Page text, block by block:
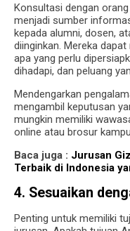
Konsultasi dengan
menjadi sumber
kepada alumni, dosen,
diinginkan. Mereka
apa yang perlu
dihadapi, dan peluang
Mendengarkan
mengambil keputusan
mungkin memiliki
online atau brosur
Baca juga : Jurusan
Terbaik di Indonesia
4. Sesuaikan
Penting untuk memiliki